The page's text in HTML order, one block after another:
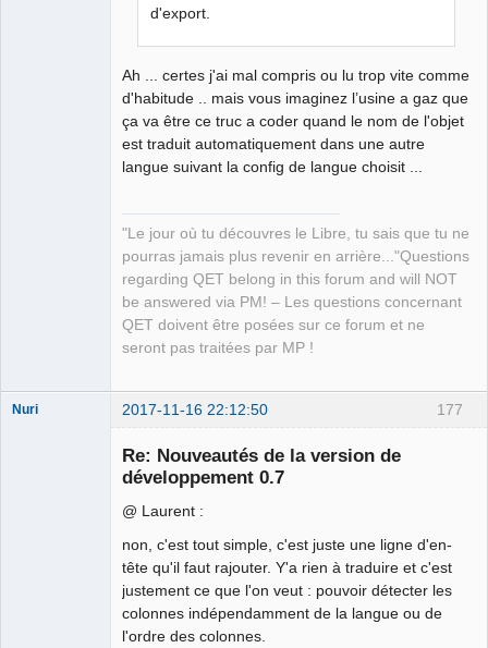
d'export.
Ah ... certes j'ai mal compris ou lu trop vite comme
d'habitude .. mais vous imaginez l’usine a gaz que
ça va être ce truc a coder quand le nom de l'objet
est traduit automatiquement dans une autre
langue suivant la config de langue choisit ...
"Le jour où tu découvres le Libre, tu sais que tu ne
pourras jamais plus revenir en arrière..."Questions
regarding QET belong in this forum and will NOT
be answered via PM! – Les questions concernant
QET doivent être posées sur ce forum et ne
seront pas traitées par MP !
177
Nuri 2017-11-16 22:12:50
Re: Nouveautés de la version de
développement 0.7
@ Laurent :
non, c'est tout simple, c'est juste une ligne d'en-
tête qu'il faut rajouter. Y'a rien à traduire et c'est
justement ce que l'on veut : pouvoir détecter les
colonnes indépendamment de la langue ou de
l'ordre des colonnes.